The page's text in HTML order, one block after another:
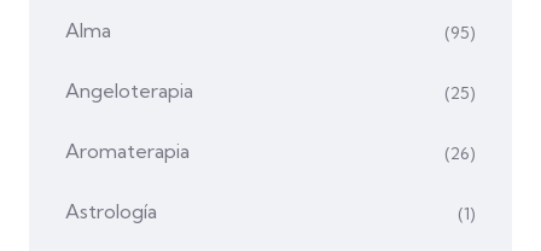
Alma (95)
Angeloterapia (25)
Aromaterapia (26)
Astrología (1)